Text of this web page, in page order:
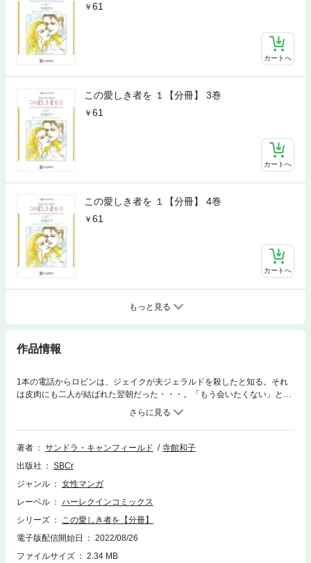
61
カートへ
この愛しき者を １【分冊】 3巻
61
カートへ
この愛しき者を １【分冊】 4巻
61
カートへ
もっと見る
作品情報
1本の電話からロビンは、ジェイクが夫ジェラルドを殺したと知る。それ
は皮肉にも二人が結ばれた翌朝だった・・・。「もう会いたくない」と拒
否されたジェイクは、打ちひしがれてロビンの元を去る。しかしロビンも
ジェイクへの想いを断ち切れず、悩んでいた。その頃ジェラルドが産業ス
パイをしていたとの情報が！
著者
サンドラ・キャンフィールド
寺館和子
出版社
SBCr
ジャンル
女性マンガ
レーベル
ハーレクインコミックス
シリーズ
この愛しき者を【分冊】
電子版配信開始日
2022/08/26
ファイルサイズ
2.34 MB